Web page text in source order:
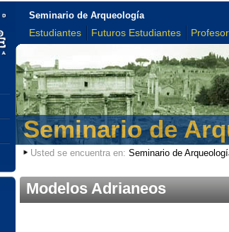
Seminario de Arqueología
Estudiantes Futuros Estudiantes
Seminario de
Usted se encuentra en: Seminario de
Modelos Adrianeos